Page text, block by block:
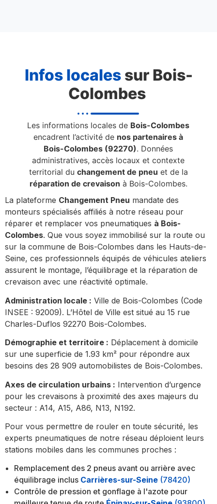
Infos localessur Bois-
Colombes
Les informations locales de Bois-Colombes
encadrent l’activité de nos partenaires à
Bois-Colombes (92270). Données
administratives, accès locaux et contexte
territorial du changement de pneu et de la
réparation de crevaison à Bois-Colombes.
La plateforme Changement Pneu mandate des
monteurs spécialisés affiliés à notre réseau pour
réparer et remplacer vos pneumatiques à Bois-
Colombes. Que vous soyez immobilisé sur la route ou
sur la commune de Bois-Colombes dans les Hauts-de-
Seine, ces professionnels équipés de véhicules ateliers
assurent le montage, l’équilibrage et la réparation de
crevaison avec une réactivité optimale.
Administration locale : Ville de Bois-Colombes (Code
INSEE : 92009). L’Hôtel de Ville est situé au 15 rue
Charles-Duflos 92270 Bois-Colombes.
Démographie et territoire : Déplacement à domicile
sur une superficie de 1.93 km² pour répondre aux
besoins des 28 909 automobilistes de Bois-Colombes.
Axes de circulation urbains : Intervention d’urgence
pour les crevaisons à proximité des axes majeurs du
secteur : A14, A15, A86, N13, N192.
Pour vous permettre de rouler en toute sécurité, les
experts pneumatiques de notre réseau déploient leurs
stations mobiles dans les communes proches :
Remplacement des 2 pneus avant ou arrière avec
équilibrage inclus Carrières-sur-Seine (78420)
Contrôle de pression et gonflage à l'azote pour